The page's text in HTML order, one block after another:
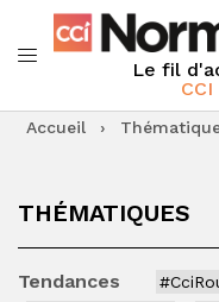
Le fil
Accueil ›
THÉMATIQUES
Tendances